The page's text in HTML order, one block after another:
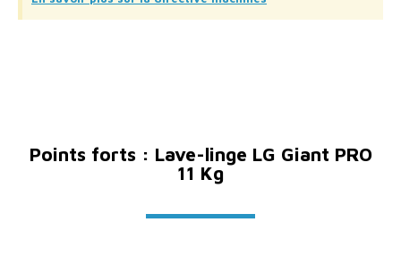
Points forts : Lave-linge LG Giant PRO
11 Kg